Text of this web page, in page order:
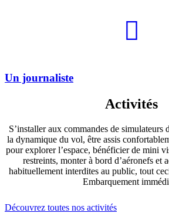
Un journaliste
Activités
S’installer aux commandes de
la dynamique du vol, être assis
pour explorer l’espace, bénéficier de mini
restreints, monter à bord d’aéronefs et
habituellement interdites au public, tout
Embarquement
Découvrez toutes nos activités